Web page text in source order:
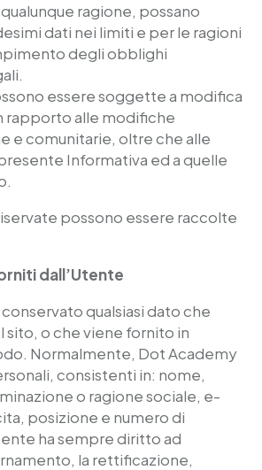
ragione, possano
dati nei limiti e per le ragioni
degli obblighi
essere soggette a modifica
rapporto alle modifiche
e comunitarie, oltre che alle
Informativa ed a quelle
possono essere raccolte
dall’Utente
qualsiasi dato che
sito, o che viene fornito in
Normalmente, Dot Academy
consistenti in: nome,
o ragione sociale, e-
posizione e numero di
ha sempre diritto ad
la rettificazione,